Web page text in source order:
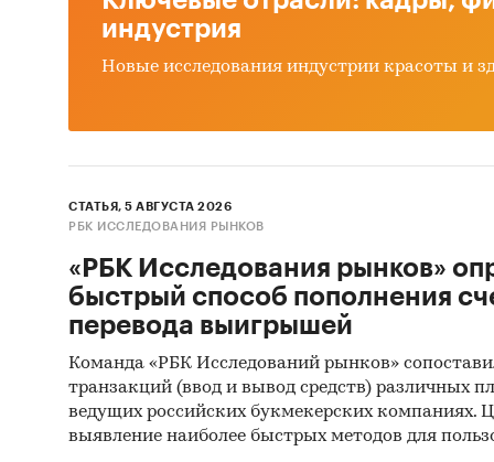
В
индустрия
Новые исследования индустрии красоты и
СТАТЬЯ, 5 АВГУСТА 2026
РБК ИССЛЕДОВАНИЯ РЫНКОВ
«РБК Исследования рынков»
быстрый способ пополнения
перевода выигрышей
Команда «РБК Исследований рынков»
транзакций (ввод и вывод средств) различных
ведущих российских букмекерских компаниях.
выявление наиболее быстрых методов для